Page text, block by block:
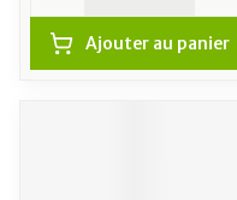
Ajouter au panier